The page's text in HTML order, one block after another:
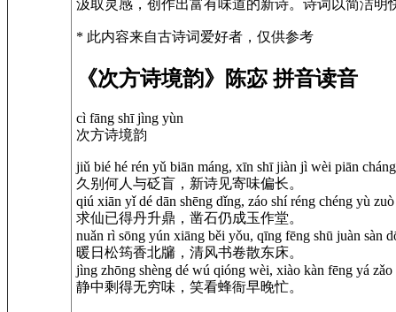
汲取灵感，创作出富有味道的新诗。诗词以简洁明
* 此内容来自古诗词爱好者，仅供参考
《次方诗境韵》陈宓 拼音读音
cì fāng shī jìng yùn
次方诗境韵
jiǔ bié hé rén yǔ biān máng, xīn shī jiàn jì wèi piān
久别何人与砭盲，新诗见寄味偏长。
qiú xiān yǐ dé dān shēng dǐng, záo shí réng chéng yù zuò
求仙已得丹升鼎，凿石仍成玉作堂。
nuǎn rì sōng yún xiāng běi yǒu, qīng fēng shū juàn sàn
暖日松筠香北牖，清风书卷散东床。
jìng zhōng shèng dé wú qióng wèi, xiào kàn fēng yá zǎo
静中剩得无穷味，笑看蜂衙早晚忙。